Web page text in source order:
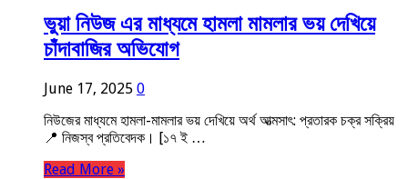
ভুয়া নিউজ এর মাধ্যমে হামলা মামলার ভয় দেখিয়ে
চাঁদাবাজির অভিযোগ
June 17, 2025 0
নিউজের মাধ্যমে হামলা-মামলার ভয় দেখিয়ে অর্থ আত্মসাৎ: প্রতারক চক্র সক্রিয়
📍 নিজস্ব প্রতিবেদক। [১৭ ই …
Read More »